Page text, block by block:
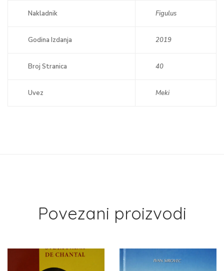
Nakladnik Figulus
Godina Izdanja 2019
Broj Stranica 40
Uvez Meki
Povezani proizvodi